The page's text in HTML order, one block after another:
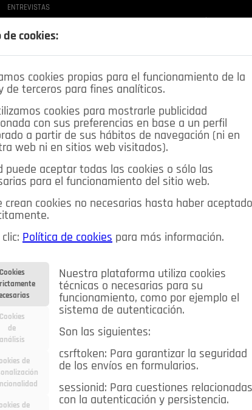
ENTREVISTAS
CRÓNICAS DE
OPINIÓN IN SALUD 🔴 EN DIRECTO
MIS ANUNCIOS
de cookies:
cookies propias para el funcionamiento de la
de terceros para fines analíticos.
cookies para mostrarle publicidad
con sus preferencias en base a un perfil
a partir de sus hábitos de navegación (ni en
web ni en sitios web visitados).
puede aceptar todas las cookies o sólo las
para el funcionamiento del sitio web.
crean cookies no necesarias hasta haber aceptado
Política de cookies para más información.
Cookies
Cookies
de
análisis
de
de
Nuestra plataforma utiliza cookies
técnicas o necesarias para su
funcionamiento, como por ejemplo el
sistema de autenticación.
Son las siguientes:
csrftoken: Para garantizar la seguridad
de los envíos en formularios.
sessionid: Para cuestiones relacionadas
con la autenticación y persistencia.